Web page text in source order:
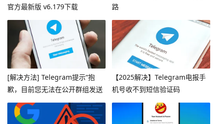
官方最新版 v6.179下载
路
[解决方法] Telegram提示“抱
歉，目前您无法在公开群组发送
消息”
【2025解决】Telegram电报手
机号收不到短信验证码